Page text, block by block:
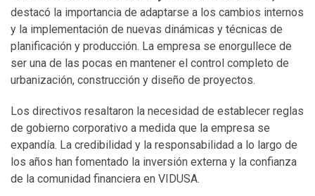
destacó la importancia de adaptarse a los cambios internos
y la implementación de nuevas dinámicas y técnicas de
planificación y producción. La empresa se enorgullece de
ser una de las pocas en mantener el control completo de
urbanización, construcción y diseño de proyectos.
Los directivos resaltaron la necesidad de establecer reglas
de gobierno corporativo a medida que la empresa se
expandía. La credibilidad y la responsabilidad a lo largo de
los años han fomentado la inversión externa y la confianza
de la comunidad financiera en VIDUSA.